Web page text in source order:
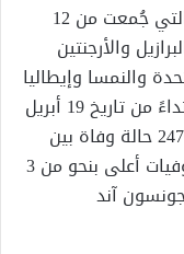
أُظهرت الإحصاءات الحكومية الرسمية، التي جُمعت من 12
والأرجنتين
والنمسا وإيطاليا
والدنمارك وروسيا، والتي تمَّ تحليلها ابتداءً من تاريخ 19 أبريل
عام 2021، إلى أنه في المجموع هناك 2476 حالة وفاة بين
متلقي لقاح شركتي “فايزر”؛ أي نسبة وفيات أعلى بنحو من 3
آند